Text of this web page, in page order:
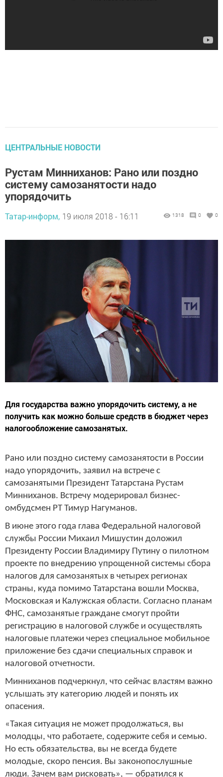
ЦЕНТРАЛЬНЫЕ НОВОСТИ
Рустам Минниханов: Рано или поздно
систему самозанятости надо
упорядочить
Татар-информ, 19 июля 2018 - 16:11 1318 0 0
Для государства важно упорядочить систему, а не
получить как можно больше средств в бюджет через
налогообложение самозанятых.
Рано или поздно систему самозанятости в России
надо упорядочить, заявил на встрече с
самозанятыми Президент Татарстана Рустам
Минниханов. Встречу модерировал бизнес-
омбудсмен РТ Тимур Нагуманов.
В июне этого года глава Федеральной налоговой
службы России Михаил Мишустин доложил
Президенту России Владимиру Путину о пилотном
проекте по внедрению упрощенной системы сбора
налогов для самозанятых в четырех регионах
страны, куда помимо Татарстана вошли Москва,
Московская и Калужская области. Согласно планам
ФНС, самозанятые граждане смогут пройти
регистрацию в налоговой службе и осуществлять
налоговые платежи через специальное мобильное
приложение без сдачи специальных справок и
налоговой отчетности.
Минниханов подчеркнул, что сейчас властям важно
услышать эту категорию людей и понять их
опасения.
«Такая ситуация не может продолжаться, вы
молодцы, что работаете, содержите себя и семью.
Но есть обязательства, вы не всегда будете
молодые, скоро пенсия. Вы законопослушные
люди. Зачем вам рисковать», — обратился к